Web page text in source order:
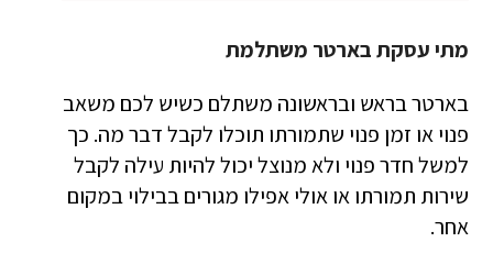
מתי עסקת בארטר משתלמת
בארטר בראש ובראשונה משתלם כשיש לכם משאב
פנוי או זמן פנוי שתמורתו תוכלו לקבל דבר מה. כך
למשל חדר פנוי ולא מנוצל יכול להיות עילה לקבל
שירות תמורתו או אולי אפילו מגורים בבילוי במקום
אחר.